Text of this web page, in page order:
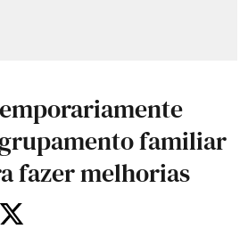
familiar
fazer melhorias